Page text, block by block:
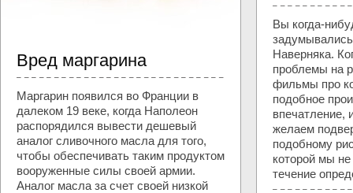
Вы когда-
Наверняка.
проблемы на
фильмы про
подобное
впечатление,
желаем
подобному
которой мы
течение
Вред маргарина
Маргарин появился во Франции в
далеком 19 веке, когда Наполеон
распорядился вывести дешевый
аналог сливочного масла для того,
чтобы обеспечивать таким продуктом
вооруженные силы своей армии.
Аналог масла за счет своей низкой